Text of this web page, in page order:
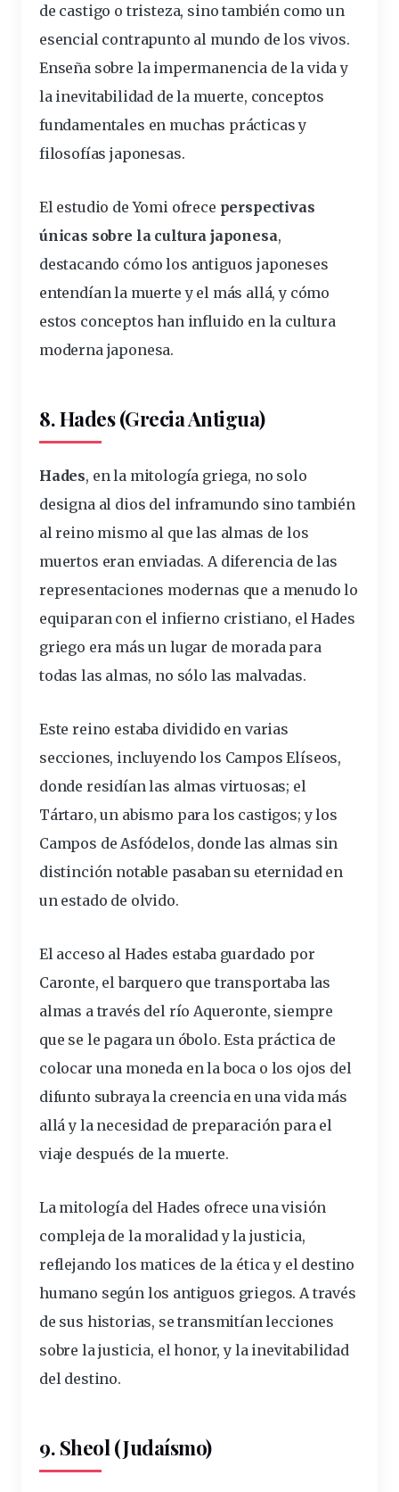
de castigo o tristeza, sino también como un
esencial contrapunto al mundo de los vivos.
Enseña sobre la impermanencia de la vida y
la inevitabilidad de la muerte, conceptos
fundamentales en muchas prácticas y
filosofías japonesas.
El estudio de Yomi ofrece perspectivas
únicas sobre la cultura japonesa,
destacando cómo los antiguos japoneses
entendían la muerte y el más allá, y cómo
estos conceptos han influido en la cultura
moderna japonesa.
8. Hades (Grecia Antigua)
Hades, en la mitología griega, no solo
designa al dios del inframundo sino también
al reino mismo al que las almas de los
muertos eran enviadas. A diferencia de las
representaciones modernas que a menudo lo
equiparan con el infierno cristiano, el Hades
griego era más un lugar de morada para
todas las almas, no sólo las malvadas.
Este reino estaba dividido en varias
secciones, incluyendo los Campos Elíseos,
donde residían las almas virtuosas; el
Tártaro, un abismo para los castigos; y los
Campos de Asfódelos, donde las almas sin
distinción notable pasaban su eternidad en
un estado de olvido.
El acceso al Hades estaba guardado por
Caronte, el barquero que transportaba las
almas a través del río Aqueronte, siempre
que se le pagara un óbolo. Esta práctica de
colocar una moneda en la boca o los ojos del
difunto subraya la creencia en una vida más
allá y la necesidad de preparación para el
viaje después de la muerte.
La mitología del Hades ofrece unavisión
compleja de la moralidad y la justicia,
reflejando los matices de la ética y el destino
humano según los antiguos griegos. A través
de sus historias, se transmitían lecciones
sobre la justicia, el honor, y la inevitabilidad
del destino.
9. Sheol (Judaísmo)